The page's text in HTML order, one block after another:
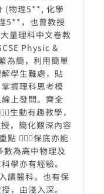
(物理5**, 化學
5**，也曾教授
量理科中文卷教
Physic &
為簡，利用簡單
學生難處，貼
握理科思考模
上發問。齊全
生動有趣教學，
，簡化艱深內容
點 🙆🏻‍♂️保底亦能
數為高中物理及
學亦有經驗。
讀醫科。也有保
，由淺入深。